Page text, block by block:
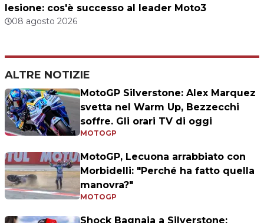
lesione: cos'è successo al leader Moto3
08 agosto 2026
ALTRE NOTIZIE
MotoGP Silverstone: Alex Marquez
svetta nel Warm Up, Bezzecchi
soffre. Gli orari TV di oggi
MOTOGP
MotoGP, Lecuona arrabbiato con
Morbidelli: "Perché ha fatto quella
manovra?"
MOTOGP
Shock Bagnaia a Silverstone: